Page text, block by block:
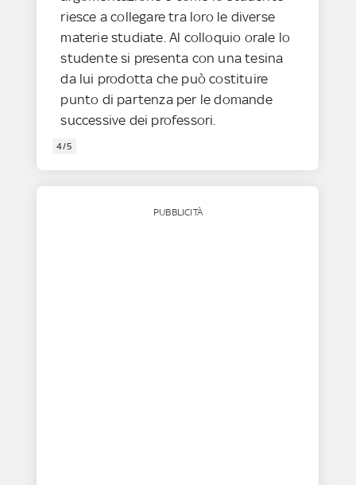
riesce a collegare tra loro le diverse
materie studiate. Al colloquio orale lo
studente si presenta con una tesina
da lui prodotta che può costituire
punto di partenza per le domande
successive dei professori.
4/5
PUBBLICITÀ